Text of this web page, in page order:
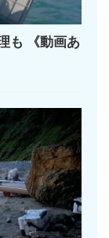
も 《動画あ